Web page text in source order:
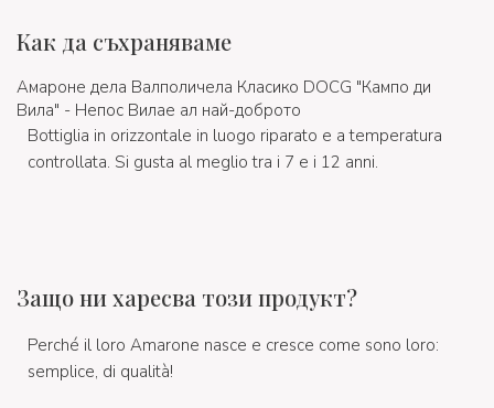
Как да съхраняваме
Амароне дела Валполичела Класико DOCG "Кампо ди
Вила" - Непос Вилае ал най-доброто
Bottiglia in orizzontale in luogo riparato e a temperatura
controllata. Si gusta al meglio tra i 7 e i 12 anni.
Защо ни харесва този продукт?
Perché il loro Amarone nasce e cresce come sono loro:
semplice, di qualità!